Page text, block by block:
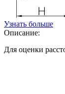
Узнать больше
Описание:
Для оценки